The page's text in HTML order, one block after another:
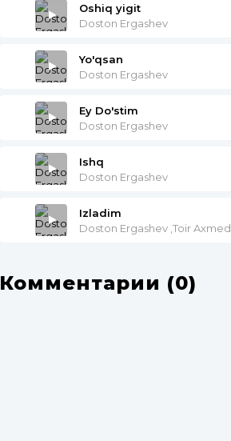
Oshiq yigit
Doston Ergashev
Yo'qsan
Doston Ergashev
Ey Do'stim
Doston Ergashev
Ishq
Doston Ergashev
Izladim
Doston Ergashev ,Toir Axmed
Комментарии (0)